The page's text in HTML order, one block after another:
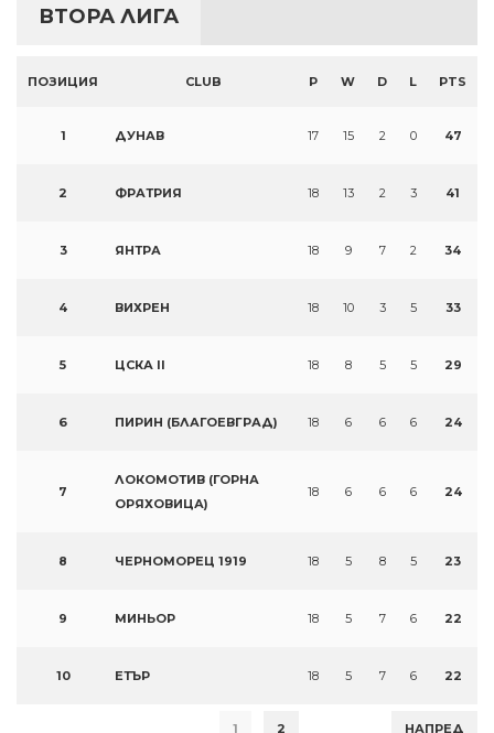
ВТОРА ЛИГА
ПОЗИЦИЯ CLUB P W D L PTS
1 ДУНАВ 17 15 2 0 47
2 ФРАТРИЯ 18 13 2 3 41
3 ЯНТРА 18 9 7 2 34
4 ВИХРЕН 18 10 3 5 33
5 ЦСКА II 18 8 5 5 29
6 ПИРИН (БЛАГОЕВГРАД) 18 6 6 6 24
7
ЛОКОМОТИВ (ГОРНА
ОРЯХОВИЦА)
18 6 6 6 24
8 ЧЕРНОМОРЕЦ 1919 18 5 8 5 23
9 МИНЬОР 18 5 7 6 22
10 ЕТЪР 18 5 7 6 22
1 2 НАПРЕД